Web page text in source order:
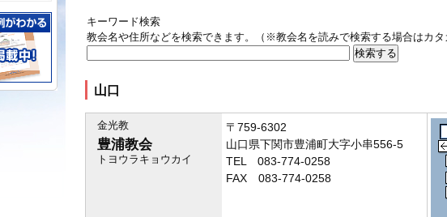
キーワード検索
教会名や住所などを検索できます。（※教会名を読みで検索する場合はカタ
山口
金光教
豊浦教会
トヨウラキョウカイ
〒759-6302
山口県下関市豊浦町大字小串556-5
TEL 083-774-0258
FAX 083-774-0258